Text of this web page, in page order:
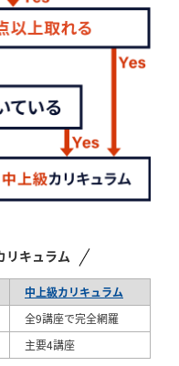
リキュラム
中上級カリキュラム
全9講座で完全網羅
主要4講座